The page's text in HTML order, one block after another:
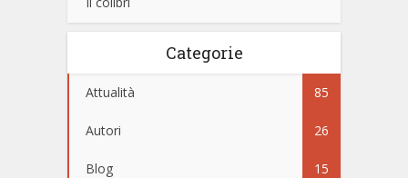
Categorie
Attualità 85
Autori 26
Blog 15